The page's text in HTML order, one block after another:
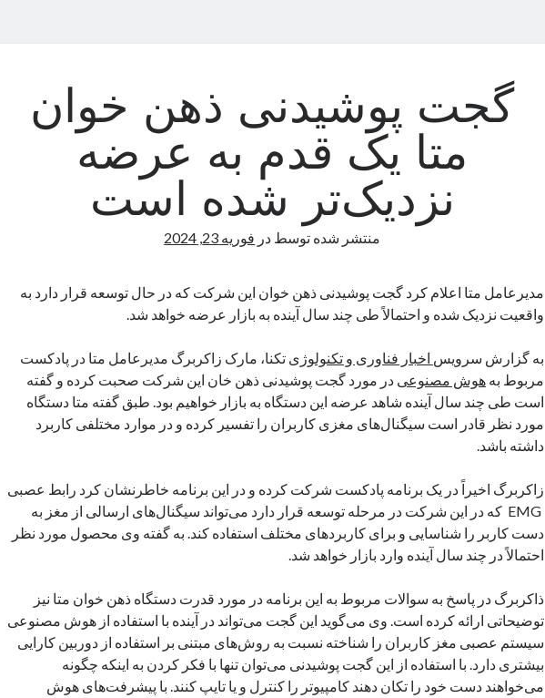
گجت پوشیدنی ذهن خوان
متا یک قدم به عرضه
نزدیک‌تر شده است
منتشر شده توسط در فوریه 23, 2024
مدیرعامل متا اعلام کرد گجت پوشیدنی ذهن خوان این شرکت که در حال توسعه قرار دارد به
واقعیت نزدیک شده و احتمالاً طی چند سال آینده به بازار عرضه خواهد شد.
به گزارش‌ سرویس اخبار فناوری و تکنولوژی تکنا، مارک زاکربرگ مدیرعامل متا در پادکست
مربوط بههوش مصنوعی در مورد گجت پوشیدنی ذهن خان این شرکت صحبت کرده و گفته
است طی چند سال آینده شاهد عرضه این دستگاه به بازار خواهیم بود. طبق گفته متا دستگاه
مورد نظر قادر است سیگنال‌های مغزی کاربران را تفسیر کرده و در موارد مختلفی کاربرد
داشته باشد.
زاکربرگ اخیراً در یک برنامه پادکست شرکت کرده و در این برنامه خاطرنشان کرد رابط عصبی
EMG که در این شرکت در مرحله توسعه قرار دارد می‌تواند سیگنال‌های ارسالی از مغز به
دست کاربر را شناسایی و برای کاربردهای مختلف استفاده کند. به گفته وی محصول مورد نظر
احتمالاً در چند سال آینده وارد بازار خواهد شد.
ذاکربرگ در پاسخ به سوالات مربوط به این برنامه در مورد قدرت دستگاه ذهن خوان متا نیز
توضیحاتی ارائه کرده است. وی می‌گوید این گجت می‌تواند در آینده با استفاده از هوش مصنوعی
سیستم عصبی مغز کاربران را شناخته نسبت به روش‌های مبتنی بر استفاده از دوربین کارایی
بیشتری دارد. با استفاده از این گجت پوشیدنی می‌توان تنها با فکر کردن به اینکه چگونه
می‌خواهند دست خود را تکان دهند کامپیوتر را کنترل و یا تایپ کنند. با پیشرفت‌های هوش